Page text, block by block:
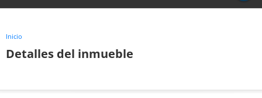
Inicio
Detalles del inmueble